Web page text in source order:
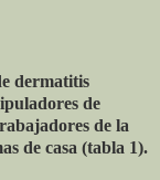
dermatitis
de
de la
de casa (tabla 1).